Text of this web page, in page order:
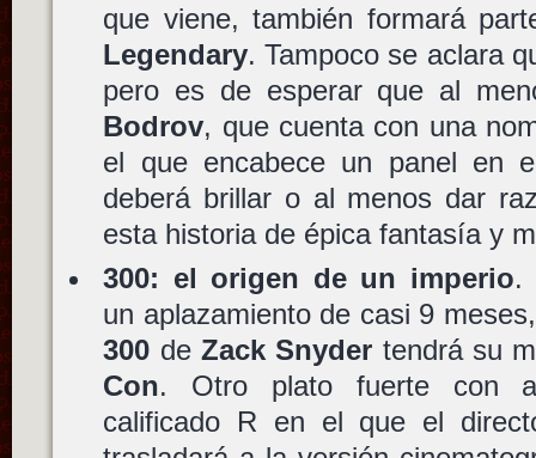
que viene, también formará
Legendary. Tampoco se aclara
pero es de esperar que al
Bodrov, que cuenta con una
el que encabece un panel en
deberá brillar o al menos dar
esta historia de épica fantasía y
300: el origen de un imperio.
un aplazamiento de casi 9
300 de Zack Snyder tendrá su
Con. Otro plato fuerte con
calificado R en el que el